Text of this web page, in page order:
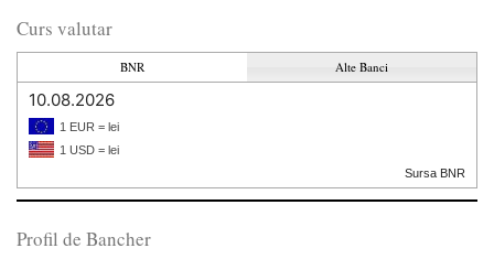
Curs valutar
BNR Alte Banci
10.08.2026
1 EUR = lei
1 USD = lei
Sursa BNR
Profil de Bancher